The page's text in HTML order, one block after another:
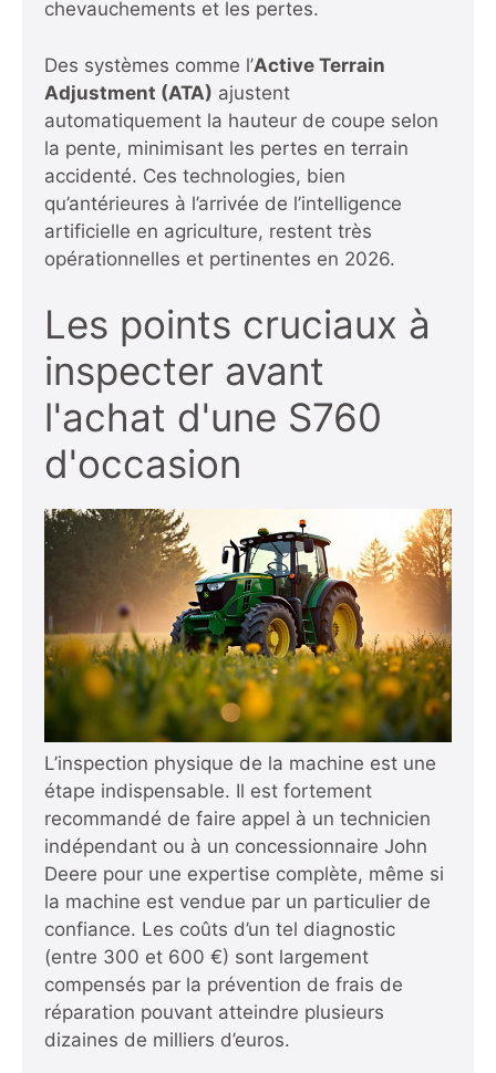
chevauchements et les pertes.
Des systèmes comme l’Active Terrain
Adjustment (ATA) ajustent
automatiquement la hauteur de coupe selon
la pente, minimisant les pertes en terrain
accidenté. Ces technologies, bien
qu’antérieures à l’arrivée de l’intelligence
artificielle en agriculture, restent très
opérationnelles et pertinentes en 2026.
Les points cruciaux à
inspecter avant
l'achat d'une S760
d'occasion
L’inspection physique de la machine est une
étape indispensable. Il est fortement
recommandé de faire appel à un technicien
indépendant ou à un concessionnaire John
Deere pour une expertise complète, même si
la machine est vendue par un particulier de
confiance. Les coûts d’un tel diagnostic
(entre 300 et 600 €) sont largement
compensés par la prévention de frais de
réparation pouvant atteindre plusieurs
dizaines de milliers d’euros.